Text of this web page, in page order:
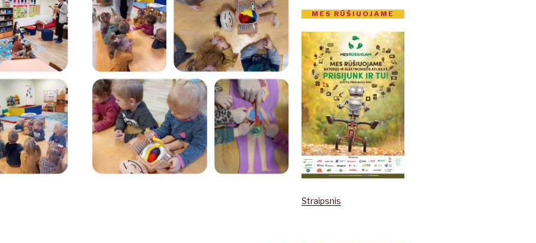
MES RŪŠIUOJAME
Straipsnis